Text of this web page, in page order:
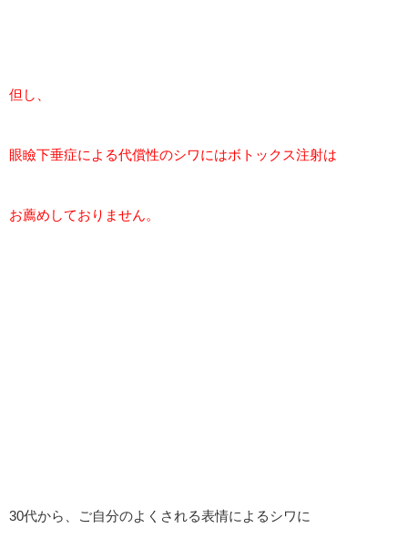
但し、
眼瞼下垂症による代償性のシワにはボトックス注射は
お薦めしておりません。
30代から、ご自分のよくされる表情によるシワに